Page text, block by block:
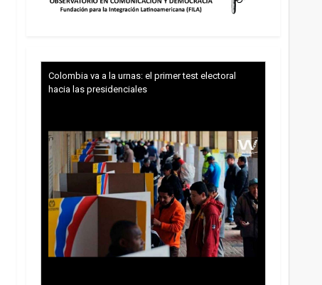
Colombia va a la urnas: el primer test electoral
hacia las presidenciales